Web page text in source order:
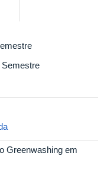
Semestre
Greenwashing em